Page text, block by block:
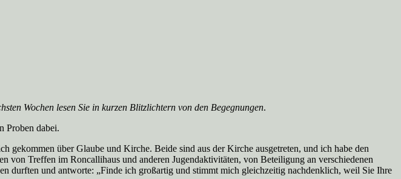
Wochen lesen Sie in kurzen Blitzlichtern von den Begegnungen.
Proben dabei.
gekommen über Glaube und Kirche. Beide sind aus der Kirche ausgetreten, und ich habe den
von Treffen im Roncallihaus und anderen Jugendaktivitäten, von Beteiligung an verschiedenen
durften und antworte: „Finde ich großartig und stimmt mich gleichzeitig nachdenklich, weil Sie Ihre